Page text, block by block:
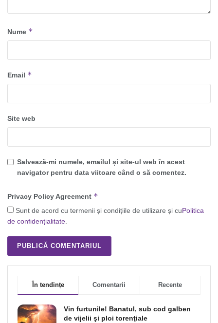
Nume *
Email *
Site web
Salvează-mi numele, emailul și site-ul web în acest
navigator pentru data viitoare când o să comentez.
Privacy Policy Agreement *
Sunt de acord cu termenii și condițiile de utilizare și cuPolitica
de confidențialitate.
În tendințe Comentarii Recente
Vin furtunile! Banatul, sub cod galben
de vijelii şi ploi torenţiale